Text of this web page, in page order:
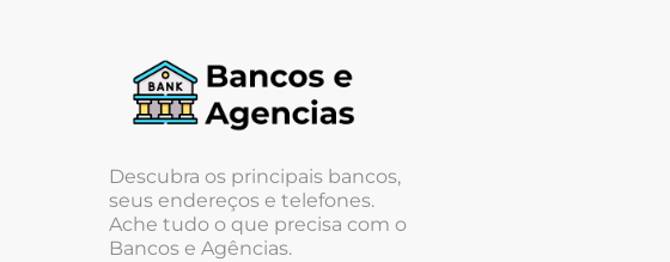
Descubra os principais bancos,
seus endereços e telefones.
Ache tudo o que precisa com o
Bancos e Agências.